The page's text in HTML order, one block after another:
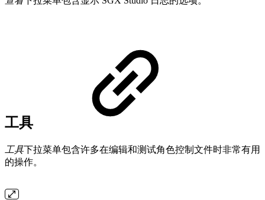
工具
工具下拉菜单包含许多在编辑和测试角色控制文件时非常有用
的操作。